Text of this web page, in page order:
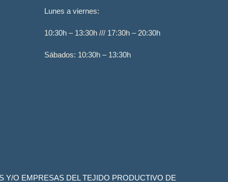
Lunes a viernes:
10:30h – 13:30h /// 17:30h – 20:30h
Sábados: 10:30h – 13:30h
Y/O EMPRESAS DEL TEJIDO PRODUCTIVO DE